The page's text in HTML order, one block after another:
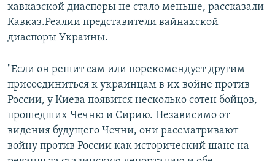
кавказской диаспоры не стало меньше, рассказали
Кавказ.Реалии представители вайнахской
диаспоры Украины.
"Если он решит сам или порекомендует другим
присоединиться к украинцам в их войне против
России, у Киева появится несколько сотен бойцов,
прошедших Чечню и Сирию. Независимо от
видения будущего Чечни, они рассматривают
войну против России как исторический шанс на